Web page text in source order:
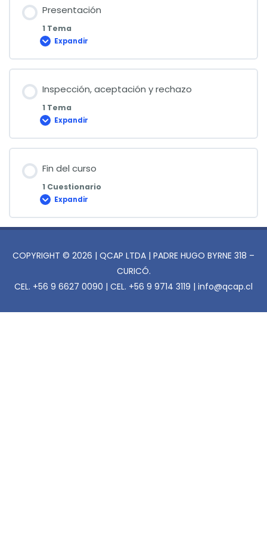
Presentación
1 Tema
Expandir
Presentación
Inspección, aceptación y rechazo
1 Tema
Expandir
Inspección,
y
rechazo
Fin del curso
1 Cuestionario
Expandir
Fin
curso
COPYRIGHT © 2026 | QCAP LTDA | PADRE HUGO BYRNE 318 –
CURICÓ.
CEL. +56 9 6627 0090 | CEL. +56 9 9714 3119 | info@qcap.cl